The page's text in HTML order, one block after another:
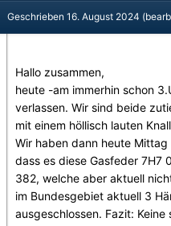
Geschrieben 16. August 2024
Hallo zusammen,
heute -am immerhin schon
verlassen. Wir sind beide
mit einem höllisch lauten
Wir haben dann heute
dass es diese Gasfeder 7H7
382, welche aber aktuell
im Bundesgebiet aktuell 3
ausgeschlossen. Fazit: